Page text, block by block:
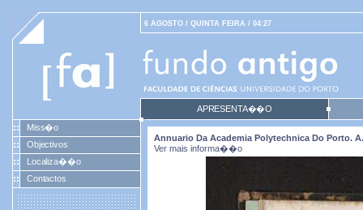
6 AGOSTO / QUINTA FEIRA / 04:27
APRESENTA��O
Miss�o
Objectivos
Localiza��o
Contactos
Annuario Da Academia Polytechnica Do Porto. A.
Ver mais informa��o